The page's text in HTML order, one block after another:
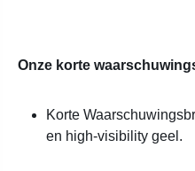
Onze korte
Korte
en high-visibility geel.